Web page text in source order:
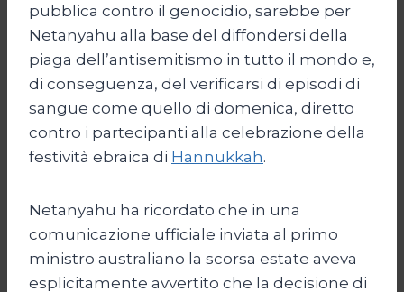
pubblica contro il genocidio, sarebbe per
Netanyahu alla base del diffondersi della
piaga dell’antisemitismo in tutto il mondo e,
di conseguenza, del verificarsi di episodi di
sangue come quello di domenica, diretto
contro i partecipanti alla celebrazione della
festività ebraica di Hannukkah.
Netanyahu ha ricordato che in una
comunicazione ufficiale inviata al primo
ministro australiano la scorsa estate aveva
esplicitamente avvertito che la decisione di